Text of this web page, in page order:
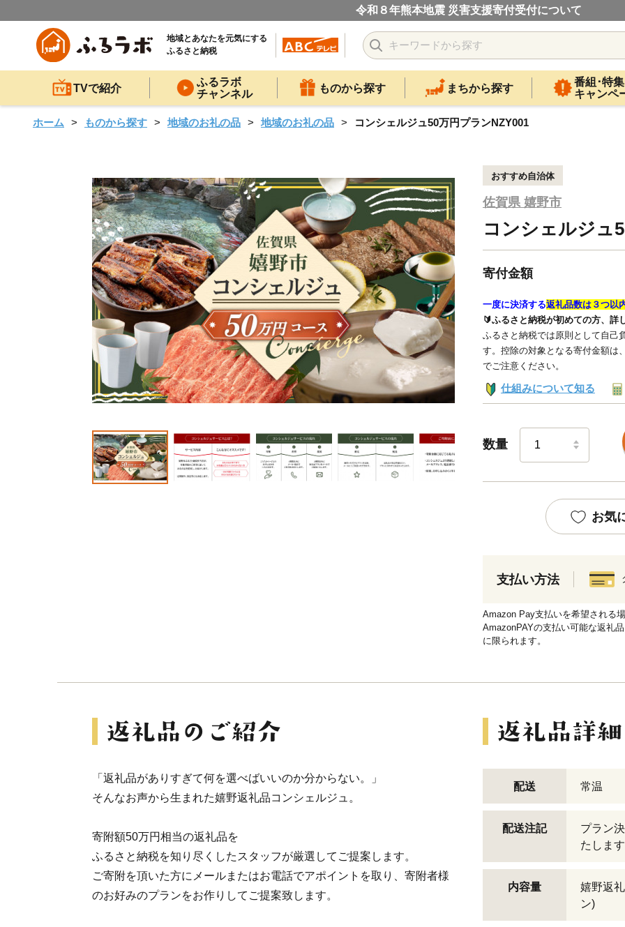
令和８年熊本地震 災害支援寄付受付について
地域とあなたを元気にする
ふるさと納税
TVで紹介
ふるラボ
チャンネル
ものから探す まちから探す
番組･特集
キャンペ
ホーム ものから探す 地域のお礼の品 地域のお礼の品 コンシェルジュ50万円プランNZY001
おすすめ自治体
佐賀県 嬉野市
コンシェルジュ
寄付金額
一度に決済する返礼品数は３つ以
🔰ふるさと納税が初めての方、詳
ふるさと納税では原則として自己
す。控除の対象となる寄付金額は
でご注意ください。
仕組みについて知る
数量
お気
支払い方法
Amazon Pay支払いを希望される
AmazonPAYの支払い可能な返礼
に限られます。
「返礼品がありすぎて何を選べばいいのか分からない。」
そんなお声から生まれた嬉野返礼品コンシェルジュ。
寄附額50万円相当の返礼品を
ふるさと納税を知り尽くしたスタッフが厳選してご提案します。
ご寄附を頂いた方にメールまたはお電話でアポイントを取り、寄附者様
のお好みのプランをお作りしてご提案致します。
配送 常温
配送注記
プラン
たしま
内容量
嬉野返
ン)